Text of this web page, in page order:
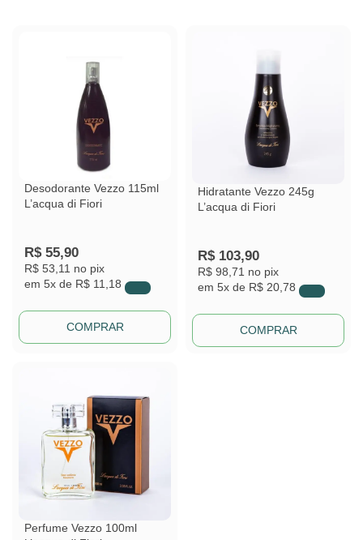
Desodorante Vezzo 115ml
L’acqua di Fiori
R$55,90
R$ 53,11 no pix
em 5x de R$ 11,18
COMPRAR
Hidratante Vezzo 245g
L’acqua di Fiori
R$103,90
R$ 98,71 no pix
em 5x de R$ 20,78
COMPRAR
Perfume Vezzo 100ml